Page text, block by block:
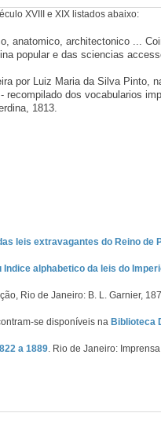
XVIII e XIX listados abaixo:
anatomico, architectonico ...
popular e das sciencias
por Luiz Maria da Silva Pinto,
dos vocabularios
1813.
leis extravagantes do Reino de
Indice alphabetico da leis do
Rio de Janeiro: B. L. Garnier,
se disponíveis na Biblioteca
a 1889. Rio de Janeiro: